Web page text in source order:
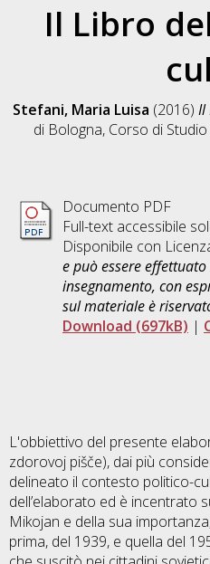
Il Libro
Stefani, Maria Luisa (2016) Il
di Bologna, Corso di Studio
Documento PDF
Full-text accessibile
Disponibile con
e può essere
insegnamento, con
sul materiale è
Download (697kB) |
L'obbiettivo del presente
zdorovoj pišče), dai più
delineato il contesto politico-
dell’elaborato ed è incentrato
Mikojan e della sua
prima, del 1939, e quella del